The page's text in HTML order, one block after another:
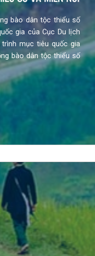
bào dân tộc thiểu số
gia của Cục Du lịch
mục tiêu quốc gia
bào dân tộc thiểu số